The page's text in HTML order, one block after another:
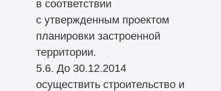
в соответствии
с утвержденным проектом
планировки застроенной
территории.
5.6. До 30.12.2014
осуществить строительство и